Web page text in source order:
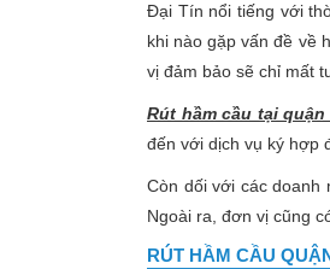
Đại Tín nổi tiếng với
khi nào gặp vấn đề về
vị đảm bảo sẽ chỉ mất
Rút hầm cầu tại quận
đến với dịch vụ ký hợp
Còn dối với các doanh
Ngoài ra, đơn vị cũng
RÚT HẦM CẦU